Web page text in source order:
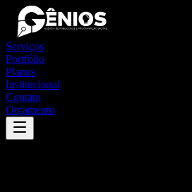
Serviços
Portfólio
Planos
Institucional
Contato
Orçamento